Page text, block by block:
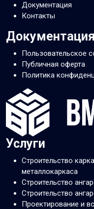
Документация
Контакты
Документация
Пользовательское
Публичная оферта
Политика
Услуги
Строительство
металлокаркаса
Строительство
Строительство
Проектирование и